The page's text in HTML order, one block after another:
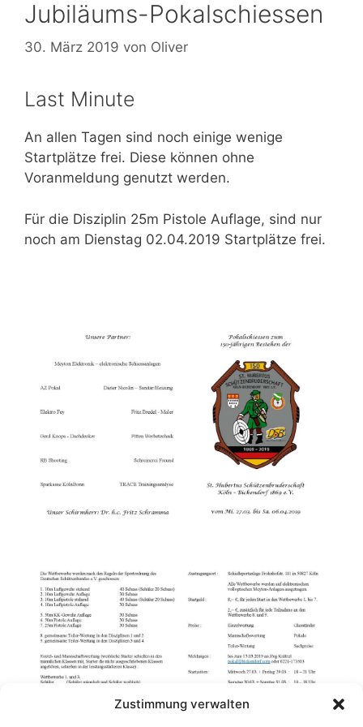
Zustimmung verwalten
Jubiläums-Pokalschiessen
30. März 2019 von Oliver
Last Minute
An allen Tagen sind noch einige wenige
Startplätze frei. Diese können ohne
Voranmeldung genutzt werden.
Für die Disziplin 25m Pistole Auflage, sind nur
noch am Dienstag 02.04.2019 Startplätze frei.